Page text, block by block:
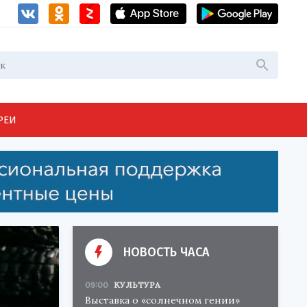
НОВОСТЬ ЧАСА
09:00 КУЛЬТУРА
Выставка о «солнечном гении»